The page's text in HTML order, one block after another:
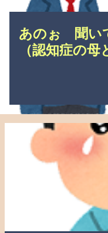
あのぉ 聞い
（認知症の母